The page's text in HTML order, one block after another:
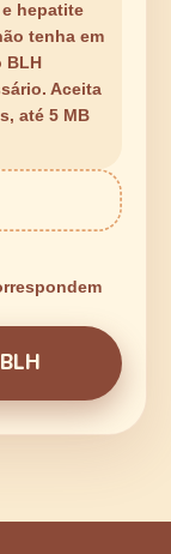
e hepatite
tenha em
BLH
Aceita
até 5 MB